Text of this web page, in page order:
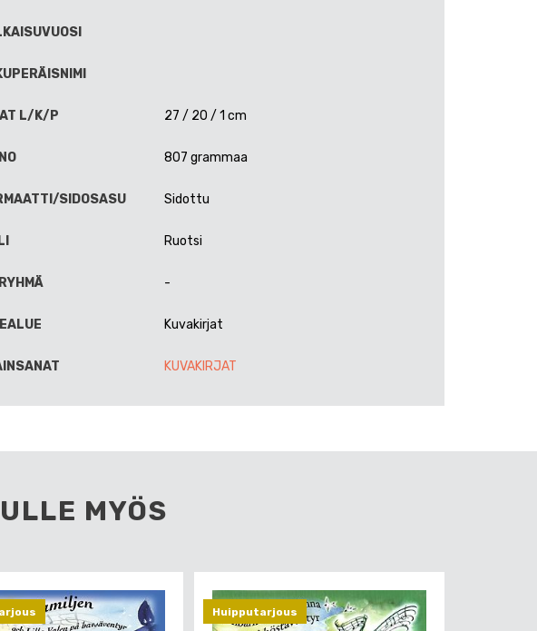
L/K/P 27 / 20 / 1 cm
807 grammaa
SIDOSASU Sidottu
Ruotsi
-
Kuvakirjat
KUVAKIRJAT
MYÖS
Huipputarjous